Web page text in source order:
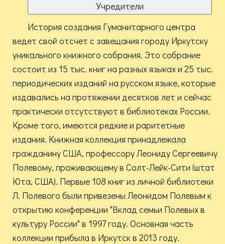
Учредители
История создания Гуманитарного центра
ведет свой отсчет с завещания городу Иркутску
уникального книжного собрания. Это собрание
состоит из 15 тыс. книг на разных языках и 25 тыс.
периодических изданий на русском языке, которые
издавались на протяжении десятков лет и сейчас
практически отсутствуют в библиотеках России.
Кроме того, имеются редкие и раритетные
издания. Книжная коллекция принадлежала
гражданину США, профессору Леониду Сергеевичу
Полевому, проживающему в Солт-Лейк-Сити (штат
Юта, США). Первые 108 книг из личной библиотеки
Л. Полевого были привезены Леонидом Полевым к
открытию конференции "Вклад семьи Полевых в
культуру России" в 1997 году. Основная часть
коллекции прибыла в Иркутск в 2013 году.